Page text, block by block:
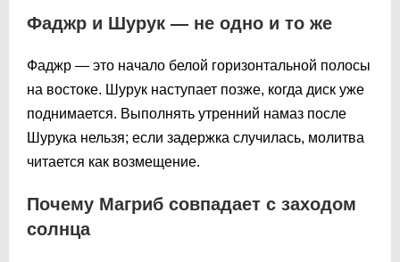
Фаджр и Шурук — не одно и то же
Фаджр — это начало белой горизонтальной полосы
на востоке. Шурук наступает позже, когда диск уже
поднимается. Выполнять утренний намаз после
Шурука нельзя; если задержка случилась, молитва
читается как возмещение.
Почему Магриб совпадает с заходом
солнца